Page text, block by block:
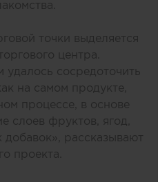
точки выделяется
центра.
удалось сосредоточить
на самом продукте,
процессе, в основе
слоев фруктов, ягод,
рассказывают
проекта.